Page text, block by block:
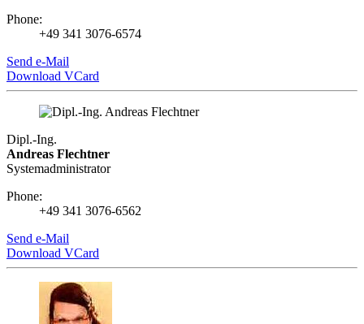
Phone:
+49 341 3076-6574
Send e-Mail
Download VCard
Dipl.-Ing.
Andreas Flechtner
Systemadministrator
Phone:
+49 341 3076-6562
Send e-Mail
Download VCard